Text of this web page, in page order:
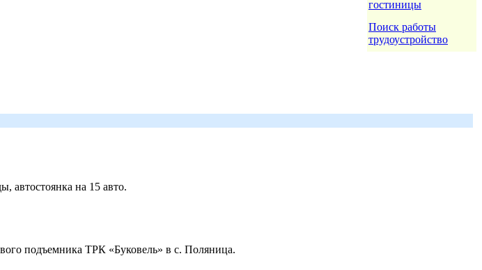
гостиницы
Поиск работы
трудоустройство
автостоянка на 15 авто.
подъемника ТРК «Буковель» в с. Поляница.